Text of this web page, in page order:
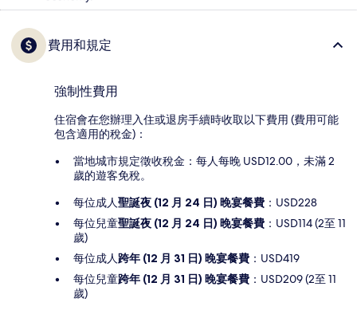
費用和規定
強制性費用
住宿會在您辦理入住或退房手續時收取以下費用 (費用可能
包含適用的稅金)：
當地城市規定徵收稅金：每人每晚 USD12.00，未滿 2
歲的遊客免稅。
每位成人聖誕夜 (12 月 24 日) 晚宴餐費 ：USD228
每位兒童聖誕夜 (12 月 24 日) 晚宴餐費 ：USD114 (2至 11
歲)
每位成人跨年 (12 月 31 日) 晚宴餐費 ：USD419
每位兒童跨年 (12 月 31 日) 晚宴餐費 ：USD209 (2至 11
歲)